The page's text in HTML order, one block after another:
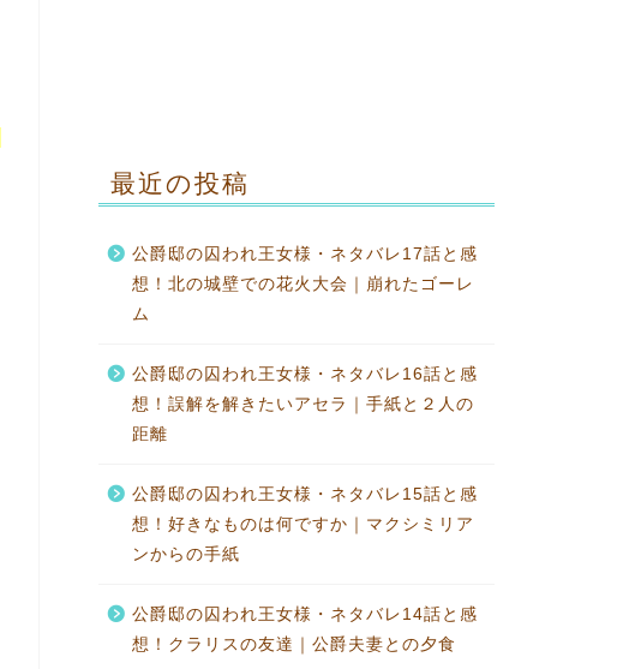
最近の投稿
公爵邸の囚われ王女様・ネタバレ17話と感
想！北の城壁での花火大会｜崩れたゴーレ
ム
公爵邸の囚われ王女様・ネタバレ16話と感
想！誤解を解きたいアセラ｜手紙と２人の
距離
公爵邸の囚われ王女様・ネタバレ15話と感
想！好きなものは何ですか｜マクシミリア
ンからの手紙
公爵邸の囚われ王女様・ネタバレ14話と感
想！クラリスの友達｜公爵夫妻との夕食